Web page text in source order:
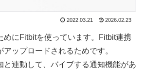
2022.03.21 2026.02.23
めにFitbitを使っています。Fitbit連携
ップロードされるためです。
と連動して、バイブする通知機能があ